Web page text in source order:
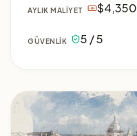
AYLIK MALIYET $4,350
GÜVENLIK 5 / 5
Faro